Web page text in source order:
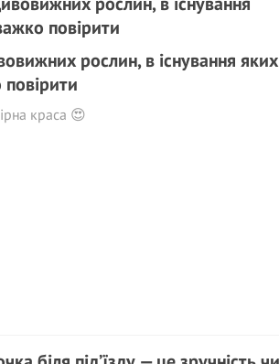
рослин, в існування яких
краса 😍